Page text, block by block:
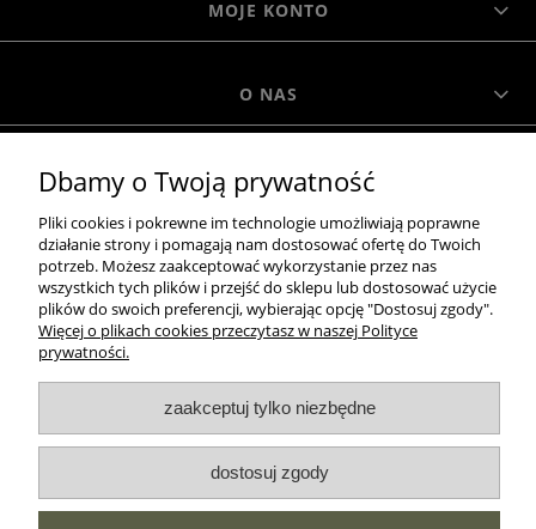
MOJE KONTO
O NAS
MOROWO
WSZELKIE PRAWA ZASTRZEŻONE MOROWO © 2018
realizacja:
pokaż pełną wersję strony
NASZE ODZNAKI
wyróżnienia są przyznawane przez
Dbamy o Twoją prywatność
Pliki cookies i pokrewne im technologie umożliwiają poprawne
działanie strony i pomagają nam dostosować ofertę do Twoich
potrzeb. Możesz zaakceptować wykorzystanie przez nas
wszystkich tych plików i przejść do sklepu lub dostosować użycie
plików do swoich preferencji, wybierając opcję "Dostosuj zgody".
Więcej o plikach cookies przeczytasz w naszej Polityce
prywatności.
zaakceptuj tylko niezbędne
dostosuj zgody